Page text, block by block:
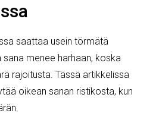
saattaa usein törmätä
menee harhaan, koska
rajoitusta. Tässä artikkelissa
oikean sanan ristikosta, kun